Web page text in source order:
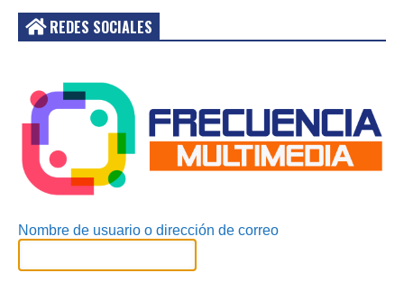
REDES SOCIALES
Nombre de usuario o dirección de correo